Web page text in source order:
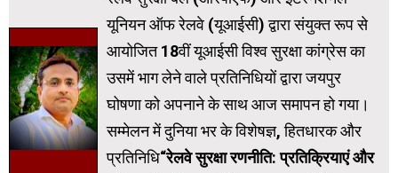
यूनियन ऑफ रेलवे (यूआईसी) द्वारा संयुक्त रूप से
आयोजित 18वीं यूआईसी विश्व सुरक्षा कांग्रेस का
उसमें भाग लेने वाले प्रतिनिधियों द्वारा जयपुर
घोषणा को अपनाने के साथ आज समापन हो गया।
सम्‍मेलन में दुनिया भर के विशेषज्ञ, हितधारक और
प्रतिनिधि“रेलवे सुरक्षा रणनीति: प्रतिक्रियाएं और